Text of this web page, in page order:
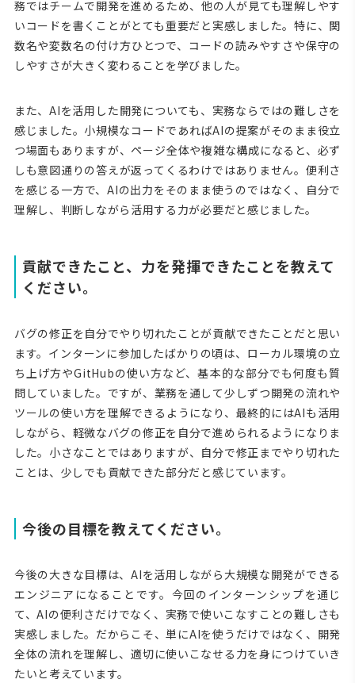
務ではチームで開発を進めるため、他の人が見ても理解しやす
いコードを書くことがとても重要だと実感しました。特に、関
数名や変数名の付け方ひとつで、コードの読みやすさや保守の
しやすさが大きく変わることを学びました。
また、AIを活用した開発についても、実務ならではの難しさを
感じました。小規模なコードであればAIの提案がそのまま役立
つ場面もありますが、ページ全体や複雑な構成になると、必ず
しも意図通りの答えが返ってくるわけではありません。便利さ
を感じる一方で、AIの出力をそのまま使うのではなく、自分で
理解し、判断しながら活用する力が必要だと感じました。
貢献できたこと、力を発揮できたことを教えて
ください。
バグの修正を自分でやり切れたことが貢献できたことだと思い
ます。インターンに参加したばかりの頃は、ローカル環境の立
ち上げ方やGitHubの使い方など、基本的な部分でも何度も質
問していました。ですが、業務を通して少しずつ開発の流れや
ツールの使い方を理解できるようになり、最終的にはAIも活用
しながら、軽微なバグの修正を自分で進められるようになりま
した。小さなことではありますが、自分で修正までやり切れた
ことは、少しでも貢献できた部分だと感じています。
今後の目標を教えてください。
今後の大きな目標は、AIを活用しながら大規模な開発ができる
エンジニアになることです。今回のインターンシップを通じ
て、AIの便利さだけでなく、実務で使いこなすことの難しさも
実感しました。だからこそ、単にAIを使うだけではなく、開発
全体の流れを理解し、適切に使いこなせる力を身につけていき
たいと考えています。